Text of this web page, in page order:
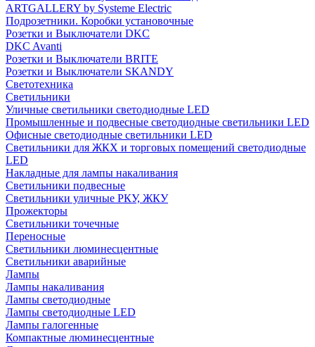
ARTGALLERY by Systeme Electric
Подрозетники. Коробки установочные
Розетки и Выключатели DKC
DKC Avanti
Розетки и Выключатели BRITE
Розетки и Выключатели SKANDY
Светотехника
Светильники
Уличные светильники светодиодные LED
Промышленные и подвесные светодиодные светильники LED
Офисные светодиодные светильники LED
Светильники для ЖКХ и торговых помещений светодиодные
LED
Накладные для лампы накаливания
Светильники подвесные
Светильники уличные РКУ, ЖКУ
Прожекторы
Cветильники точечные
Переносные
Светильники люминесцентные
Светильники аварийные
Лампы
Лампы накаливания
Лампы светодиодные
Лампы светодиодные LED
Лампы галогенные
Компактные люминесцентные